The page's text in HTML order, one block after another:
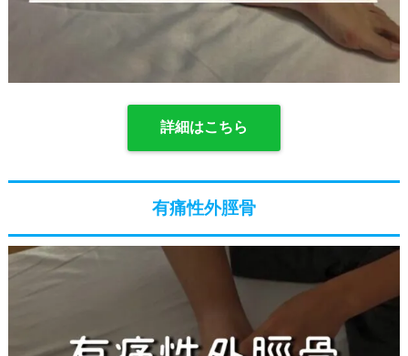
詳細はこちら
有痛性外脛骨